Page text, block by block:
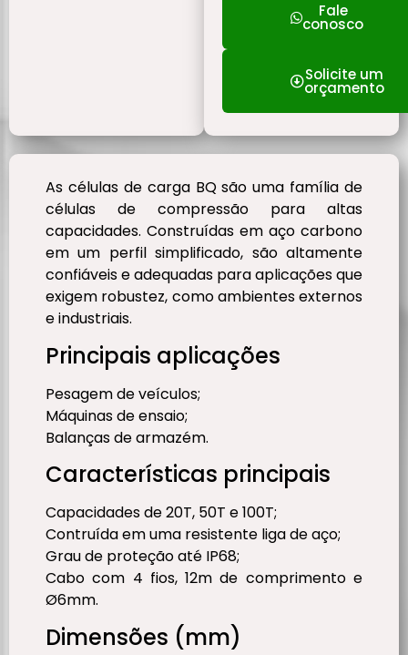
Fale
conosco
Solicite um
orçamento
As células de carga BQ são uma família de
células de compressão para altas
capacidades. Construídas em aço carbono
em um perfil simplificado, são altamente
confiáveis e adequadas para aplicações que
exigem robustez, como ambientes externos
e industriais.
Principais aplicações
Pesagem de veículos;
Máquinas de ensaio;
Balanças de armazém.
Características principais
Capacidades de 20T, 50T e 100T;
Contruída em uma resistente liga de aço;
Grau de proteção até IP68;
Cabo com 4 fios, 12m de comprimento e
Ø6mm.
Dimensões (mm)